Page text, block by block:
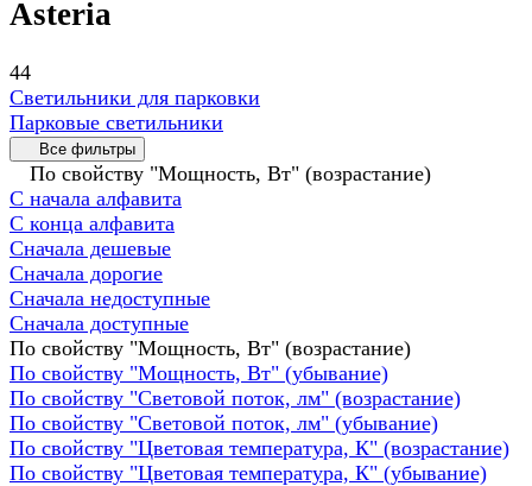
Asteria
44
Светильники для парковки
Парковые светильники
Все фильтры
По свойству "Мощность, Вт" (возрастание)
С начала алфавита
С конца алфавита
Сначала дешевые
Сначала дорогие
Сначала недоступные
Сначала доступные
По свойству "Мощность, Вт" (возрастание)
По свойству "Мощность, Вт" (убывание)
По свойству "Световой поток, лм" (возрастание)
По свойству "Световой поток, лм" (убывание)
По свойству "Цветовая температура, К" (возрастание)
По свойству "Цветовая температура, К" (убывание)